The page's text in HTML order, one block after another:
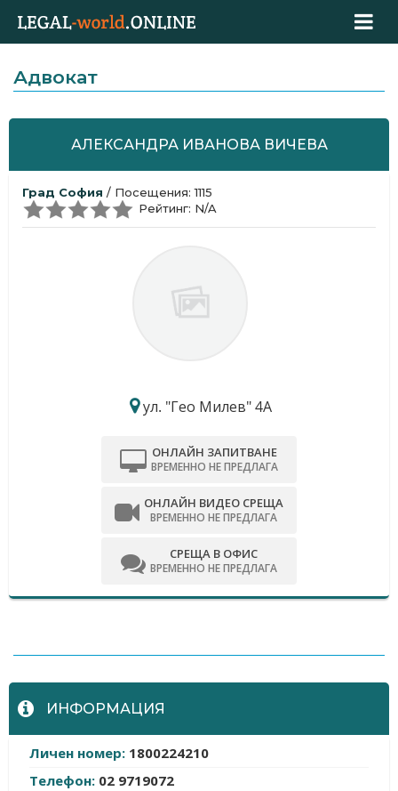
Адвокат
АЛЕКСАНДРА ИВАНОВА ВИЧЕВА
Град София / Посещения: 1115
Рейтинг: N/A
ул. "Гео Милев" 4А
ОНЛАЙН ЗАПИТВАНЕ
ВРЕМЕННО НЕ ПРЕДЛАГА
ОНЛАЙН ВИДЕО СРЕЩА
ВРЕМЕННО НЕ ПРЕДЛАГА
СРЕЩА В ОФИС
ВРЕМЕННО НЕ ПРЕДЛАГА
ИНФОРМАЦИЯ
Личен номер: 1800224210
Телефон: 02 9719072